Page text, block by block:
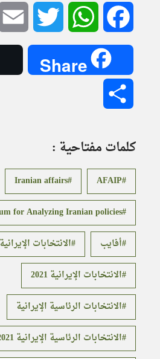
Facebook
WhatsApp
Twitter
Share
كلمات مفتاحية :
AFAIP
Iranian affairs
for Analyzing Iranian policies
أفايب
الانتخابات الإيرانية
الانتخابات الإيرانية 2021
الانتخابات الرئاسية الإيرانية
الانتخابات الرئاسية الإيرانية 2021